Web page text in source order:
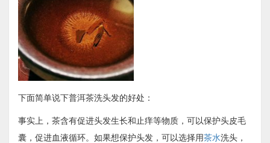
下面简单说下普洱茶洗头发的好处：
事实上，茶含有促进头发生长和止痒等物质，可以保护头皮毛
囊，促进血液循环。如果想保护头发，可以选择用茶水洗头，